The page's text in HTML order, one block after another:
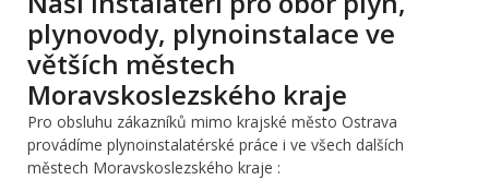
plynovody, plynoinstalace ve
větších městech
Moravskoslezského kraje
Pro obsluhu zákazníků mimo krajské město Ostrava
provádíme plynoinstalatérské práce i ve všech dalších
městech Moravskoslezského kraje :